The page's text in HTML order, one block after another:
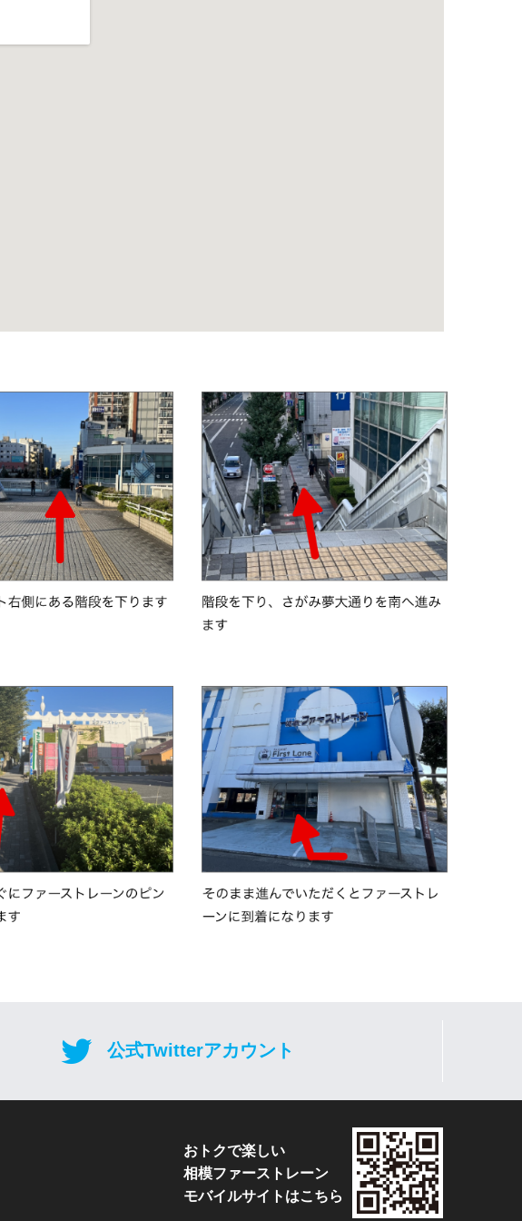
公式Twitterアカウント
おトクで楽しい
相模ファーストレーン
モバイルサイトはこちら